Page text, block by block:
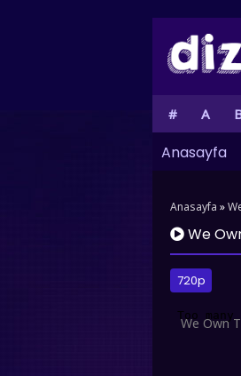
# A
Anasayfa
Anasayfa »
We
720p
We Own